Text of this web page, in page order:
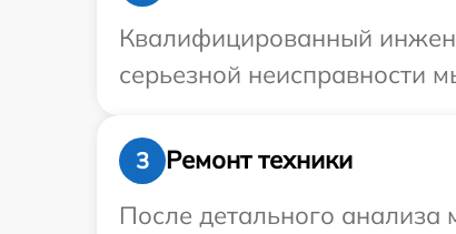
Квалифицированный
серьезной неисправности
3
Ремонт техники
После детального анализа